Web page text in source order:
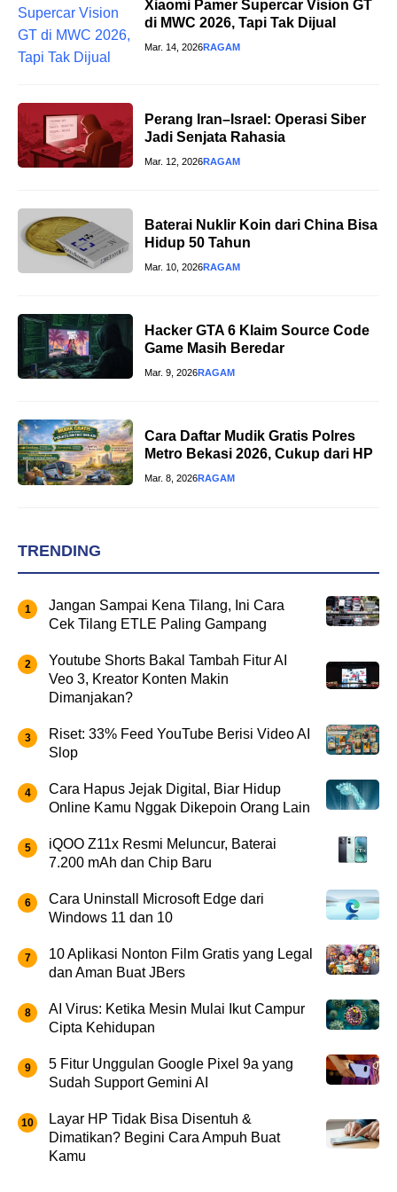
Xiaomi Pamer Supercar Vision GT
di MWC 2026, Tapi Tak Dijual
Mar. 14, 2026RAGAM
Perang Iran–Israel: Operasi Siber
Jadi Senjata Rahasia
Mar. 12, 2026RAGAM
Baterai Nuklir Koin dari China Bisa
Hidup 50 Tahun
Mar. 10, 2026RAGAM
Hacker GTA 6 Klaim Source Code
Game Masih Beredar
Mar. 9, 2026RAGAM
Cara Daftar Mudik Gratis Polres
Metro Bekasi 2026, Cukup dari HP
Mar. 8, 2026RAGAM
TRENDING
Jangan Sampai Kena Tilang, Ini Cara
Cek Tilang ETLE Paling Gampang
Youtube Shorts Bakal Tambah Fitur AI
Veo 3, Kreator Konten Makin
Dimanjakan?
Riset: 33% Feed YouTube Berisi Video AI
Slop
Cara Hapus Jejak Digital, Biar Hidup
Online Kamu Nggak Dikepoin Orang Lain
iQOO Z11x Resmi Meluncur, Baterai
7.200 mAh dan Chip Baru
Cara Uninstall Microsoft Edge dari
Windows 11 dan 10
10 Aplikasi Nonton Film Gratis yang Legal
dan Aman Buat JBers
AI Virus: Ketika Mesin Mulai Ikut Campur
Cipta Kehidupan
5 Fitur Unggulan Google Pixel 9a yang
Sudah Support Gemini AI
Layar HP Tidak Bisa Disentuh &
Dimatikan? Begini Cara Ampuh Buat
Kamu